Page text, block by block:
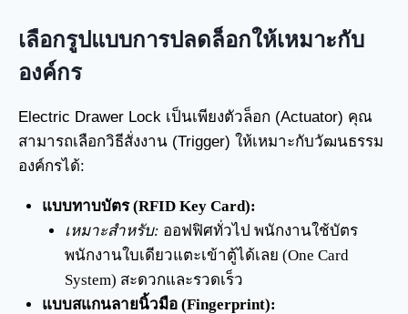
เลือกรูปแบบการปลดล็อกให้เหมาะกับ
องค์กร
Electric Drawer Lock เป็นเพียงตัวล็อก (Actuator) คุณ
สามารถเลือกวิธีสั่งงาน (Trigger) ให้เหมาะกับวัฒนธรรม
องค์กรได้:
แบบทาบบัตร (RFID Key Card):
เหมาะสำหรับ: ออฟฟิศทั่วไป พนักงานใช้บัตร
พนักงานใบเดียวแตะเข้าตู้ได้เลย (One Card
System) สะดวกและรวดเร็ว
แบบสแกนลายนิ้วมือ (Fingerprint):